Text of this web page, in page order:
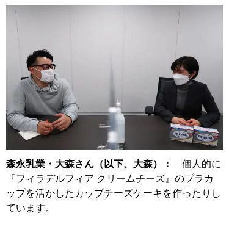
森永乳業・大森さん（以下、大森）： 個人的に
『フィラデルフィア クリームチーズ』のプラカ
ップを活かしたカップチーズケーキを作ったりし
ています。